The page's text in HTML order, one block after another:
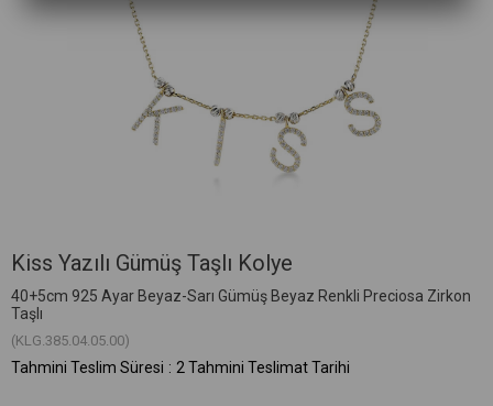
Kiss Yazılı Gümüş Taşlı Kolye
40+5cm 925 Ayar Beyaz-Sarı Gümüş Beyaz Renkli Preciosa Zirkon
Taşlı
(KLG.385.04.05.00)
Tahmini Teslim Süresi : 2 Tahmini Teslimat Tarihi